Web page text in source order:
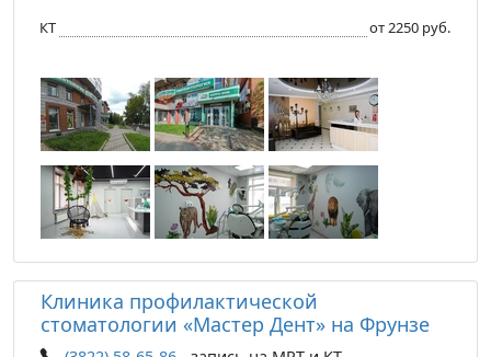
КТ от 2250 руб.
Клиника профилактической
стоматологии «Мастер Дент» на Фрунзе